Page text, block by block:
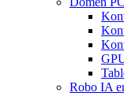
Robo IA